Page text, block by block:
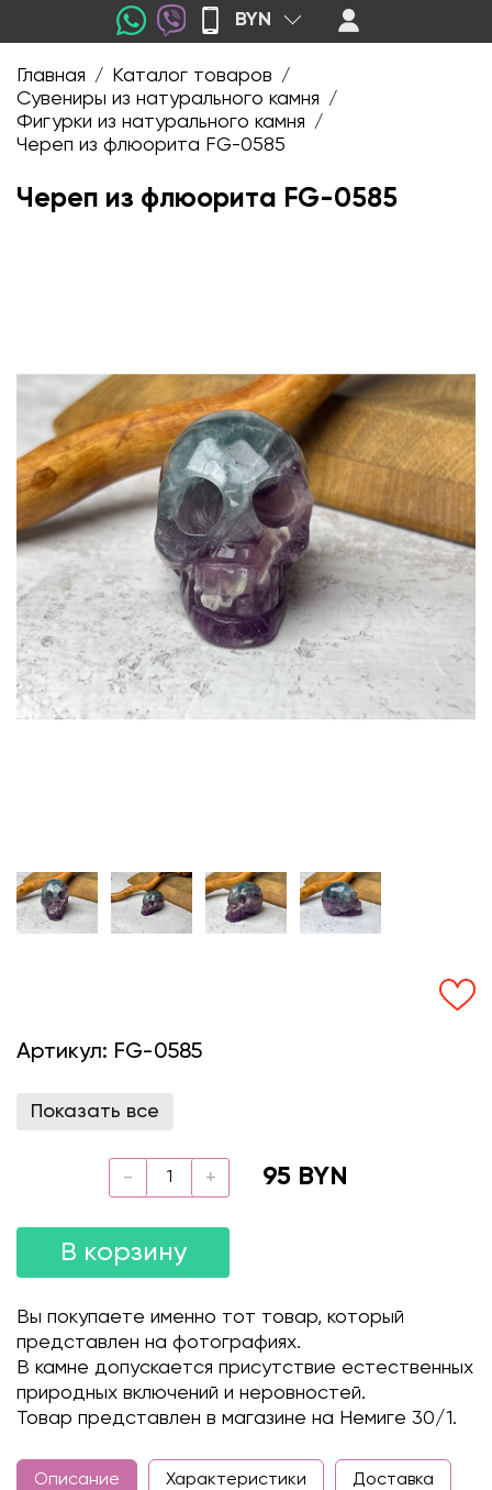
BYN
Главная / Каталог товаров /
Сувениры из натурального камня /
Фигурки из натурального камня /
Череп из флюорита FG-0585
Череп из флюорита FG-0585
Артикул: FG-0585
Показать все
95 BYN
В корзину
Вы покупаете именно тот товар, который
представлен на фотографиях.
В камне допускается присутствие естественных
природных включений и неровностей.
Товар представлен в магазине на Немиге 30/1.
Описание Характеристики Доставка